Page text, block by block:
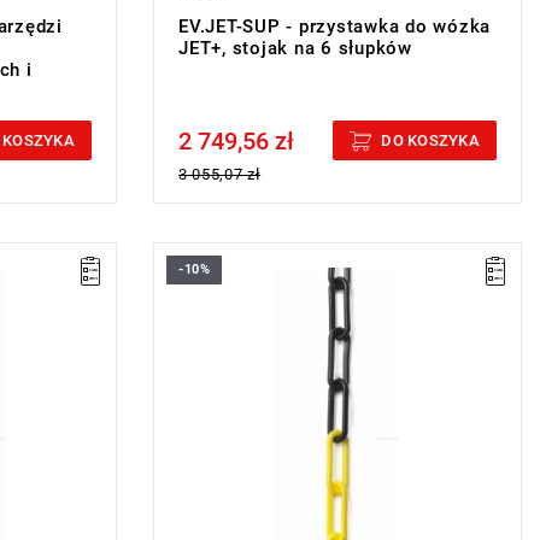
i
KOSZYKA
EV.JET-SUP - przystawka do wózka
JET+, stojak na 6 słupków
Price tax included
2 749,56 zł
3 055,07 zł
DO KOSZYKA
Długość: 25 m.
Średnica ogniw: 7,3 mm.
-10%